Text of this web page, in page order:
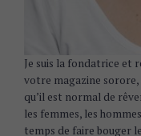
Je suis la fondatrice et
votre magazine sorore,
qu’il est normal de
les femmes, les
temps de faire bouger